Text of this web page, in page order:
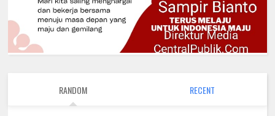
RANDOM RECENT